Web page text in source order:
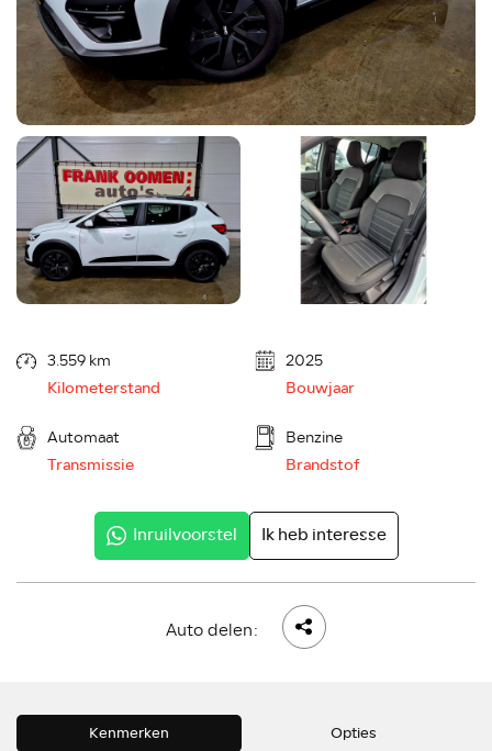
3.559 km
Kilometerstand
2025
Bouwjaar
Automaat
Transmissie
Benzine
Brandstof
Inruilvoorstel Ik heb interesse
Auto delen:
Kenmerken
Opties